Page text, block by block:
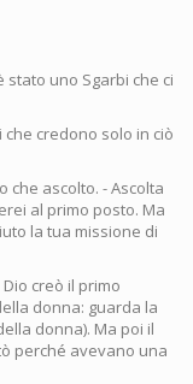
stato uno Sgarbi che ci
credono solo in ciò
che ascolto. - Ascolta
al primo posto. Ma
la tua missione di
creò il primo
donna: guarda la
donna). Ma poi il
perché avevano una